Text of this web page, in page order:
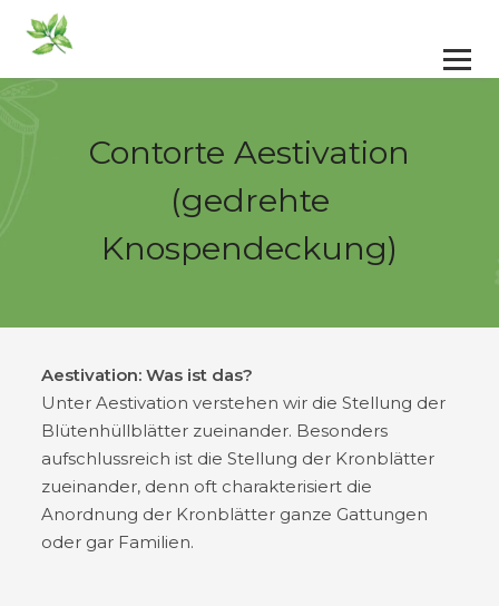
Contorte Aestivation
(gedrehte
Knospendeckung)
Aestivation: Was ist das?
Unter Aestivation verstehen wir die Stellung der
Blütenhüllblätter zueinander. Besonders
aufschlussreich ist die Stellung der Kronblätter
zueinander, denn oft charakterisiert die
Anordnung der Kronblätter ganze Gattungen
oder gar Familien.